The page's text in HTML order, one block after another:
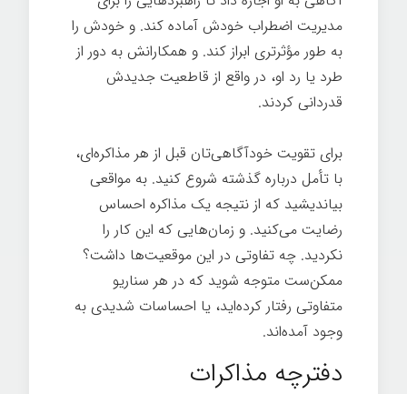
مدیریت اضطراب خودش آماده کند. و خودش را
به طور مؤثرتری ابراز کند. و همکارانش به دور از
طرد یا رد او، در واقع از قاطعیت جدیدش
قدردانی کردند.
برای تقویت خودآگاهی‌تان قبل از هر مذاکره‌ای،
با تأمل درباره گذشته شروع کنید. به مواقعی
بیاندیشید که از نتیجه یک مذاکره احساس
رضایت می‌کنید. و زمان‌هایی که این کار را
نکردید. چه تفاوتی در این موقعیت‌ها داشت؟
ممکن‌ست متوجه شوید که در هر سناریو
متفاوتی رفتار کرده‌اید، یا احساسات شدیدی به
وجود آمده‌اند.
دفترچه مذاکرات